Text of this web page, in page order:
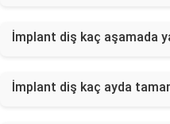
İmplant diş kaç aşamada
İmplant diş kaç ayda